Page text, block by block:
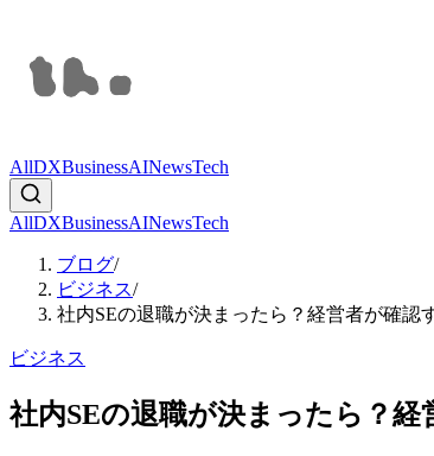
AllDXBusinessAINewsTech
AllDXBusinessAINewsTech
ブログ/
ビジネス/
社内SEの退職が決まったら？経営者が確認
ビジネス
社内SEの退職が決まったら？